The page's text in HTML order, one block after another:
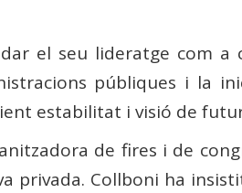
el seu lideratge com a
públiques i la
estabilitat i visió de
de fires i de
privada. Collboni ha